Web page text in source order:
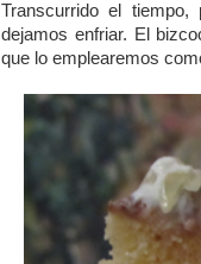
Transcurrido el
dejamos enfriar. El
que lo emplearemos